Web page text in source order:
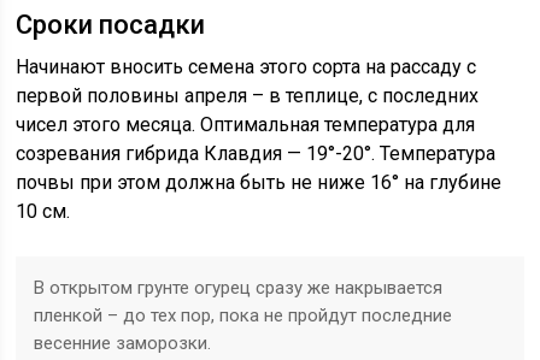
Сроки посадки
Начинают вносить семена этого сорта на рассаду с
первой половины апреля – в теплице, с последних
чисел этого месяца. Оптимальная температура для
созревания гибрида Клавдия — 19°-20°. Температура
почвы при этом должна быть не ниже 16° на глубине
10 см.
В открытом грунте огурец сразу же накрывается
пленкой – до тех пор, пока не пройдут последние
весенние заморозки.